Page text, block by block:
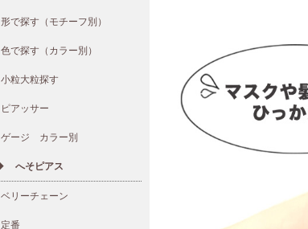
形で探す（モチーフ別）
色で探す（カラー別）
小粒大粒探す
ピアッサー
ゲージ カラー別
へそピアス
ベリーチェーン
定番